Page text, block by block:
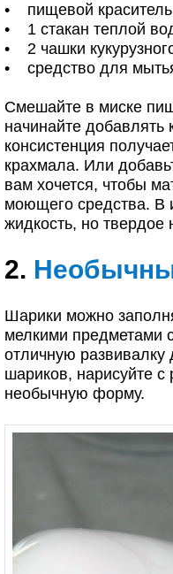
• пищевой
• 1 стакан теплой
• 2 чашки
• средство для
Смешайте в миске
начинайте
консистенция
крахмала. Или
вам хочется, чтобы
моющего средства. В
жидкость, но твердое
2.
Шарики можно
мелкими предметами
отличную развивалку
шариков, нарисуйте
необычную форму.